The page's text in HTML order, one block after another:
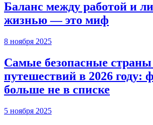
Баланс между работой и
жизнью — это миф
8 ноября 2025
Самые безопасные
путешествий в 2026 году:
больше не в списке
5 ноября 2025